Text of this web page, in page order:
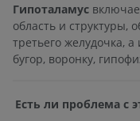
Гипоталамус
область и
третьего желудочка,
бугор, воронку,
Есть ли проблема с